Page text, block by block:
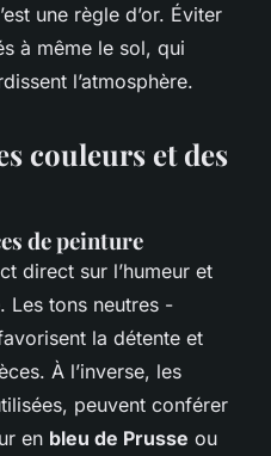
une règle d’or. Éviter
à même le sol, qui
l’atmosphère.
couleurs et des
de peinture
direct sur l’humeur et
Les tons neutres -
la détente et
À l’inverse, les
peuvent conférer
en bleu de Prusse ou